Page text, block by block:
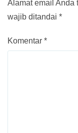
Alamat email Anda
wajib ditandai *
Komentar *